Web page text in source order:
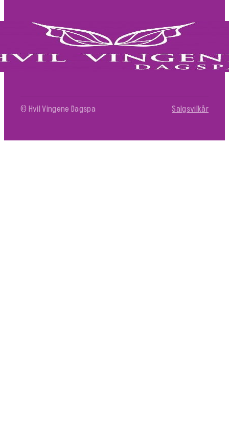
© Hvil Vingene Dagspa Salgsvilkår